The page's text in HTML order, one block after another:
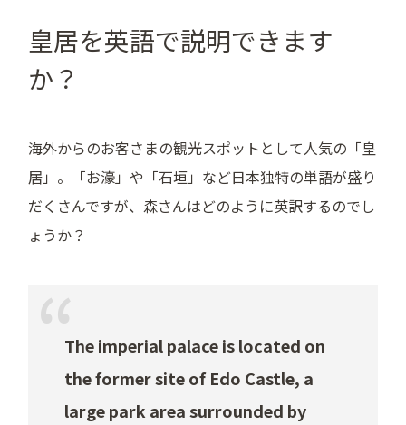
皇居を英語で説明できます
か？
海外からのお客さまの観光スポットとして人気の「皇
居」。「お濠」や「石垣」など日本独特の単語が盛り
だくさんですが、森さんはどのように英訳するのでし
ょうか？
The imperial palace is located on
the former site of Edo Castle, a
large park area surrounded by